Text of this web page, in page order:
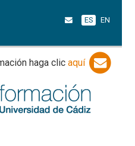
ES EN
haga clic aquí